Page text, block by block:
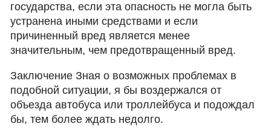
государства, если эта опасность не могла быть
устранена иными средствами и если
причиненный вред является менее
значительным, чем предотвращенный вред.
Заключение Зная о возможных проблемах в
подобной ситуации, я бы воздержался от
объезда автобуса или троллейбуса и подождал
бы, тем более ждать недолго.